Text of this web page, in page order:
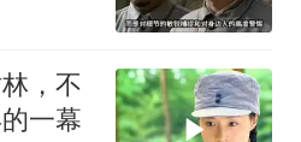
，不
一幕